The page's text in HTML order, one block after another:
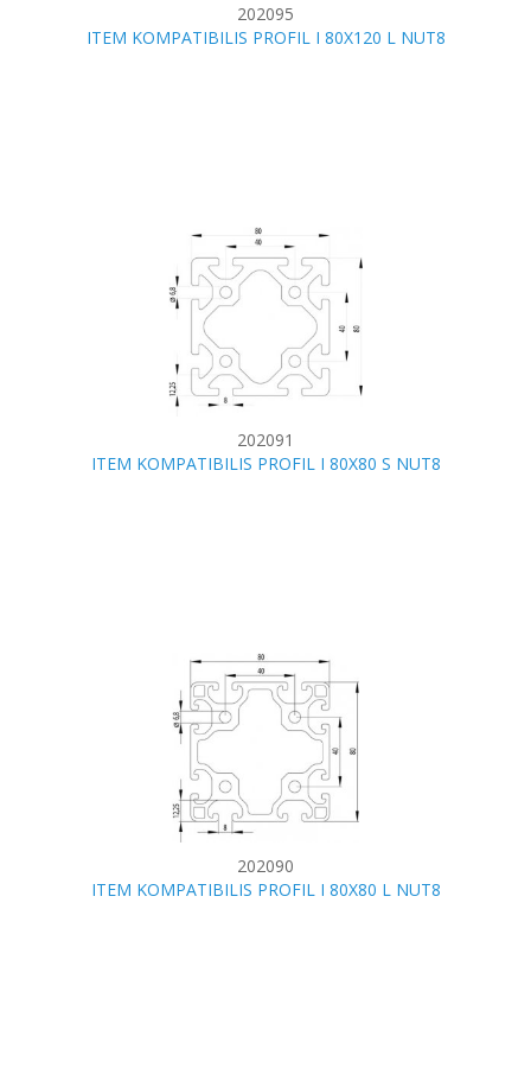
202095
ITEM KOMPATIBILIS PROFIL I 80X120 L NUT8
202091
ITEM KOMPATIBILIS PROFIL I 80X80 S NUT8
202090
ITEM KOMPATIBILIS PROFIL I 80X80 L NUT8